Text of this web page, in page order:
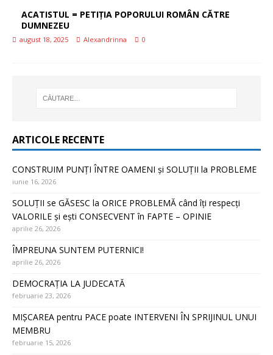
ACATISTUL = PETIȚIA POPORULUI ROMÂN CĂTRE
DUMNEZEU
august 18, 2025 Alexandrinna 0
ARTICOLE RECENTE
CONSTRUIM PUNȚI ÎNTRE OAMENI și SOLUȚII la PROBLEME
iunie 16, 2026
SOLUȚII se GĂSESC la ORICE PROBLEMĂ când îți respecți
VALORILE și ești CONSECVENT în FAPTE – OPINIE
aprilie 26, 2026
ÎMPREUNA SUNTEM PUTERNICI!
aprilie 26, 2026
DEMOCRAȚIA LA JUDECATĂ
februarie 23, 2026
MIȘCAREA pentru PACE poate INTERVENI ÎN SPRIJINUL UNUI
MEMBRU
februarie 15, 2026